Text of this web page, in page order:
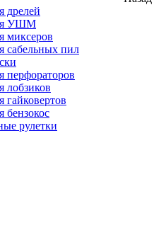
дрелей
УШМ
миксеров
сабельных пил
перфораторов
лобзиков
гайковертов
бензокос
рулетки